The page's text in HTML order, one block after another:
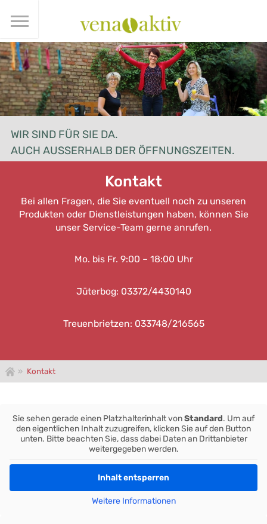
WIR SIND FÜR SIE DA.
AUCH AUSSERHALB DER ÖFFNUNGSZEITEN.
Kontakt
Bei allen Fragen, die Sie eventuell noch zu unseren
Produkten oder Dienstleistungen haben, können Sie
unser Service-Team gerne anrufen.
Mo. bis Fr. 9:00 – 18:00 Uhr
Jüterbog: 03372/4430140
Treuenbrietzen: 033748/216565
» Kontakt
Sie sehen gerade einen Platzhalterinhalt vonStandard. Um auf
den eigentlichen Inhalt zuzugreifen, klicken Sie auf den Button
unten. Bitte beachten Sie, dass dabei Daten an Drittanbieter
weitergegeben werden.
Inhalt entsperren
Weitere Informationen